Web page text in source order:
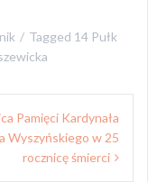
Tagged 14 Pułk
Pamięci Kardynała
Wyszyńskiego w 25
rocznicę śmierci